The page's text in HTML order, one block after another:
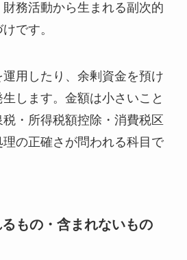
務活動から生まれる副次的
です。
用したり、余剰資金を預け
します。金額は小さいこと
・所得税額控除・消費税区
の正確さが問われる科目で
もの・含まれないもの